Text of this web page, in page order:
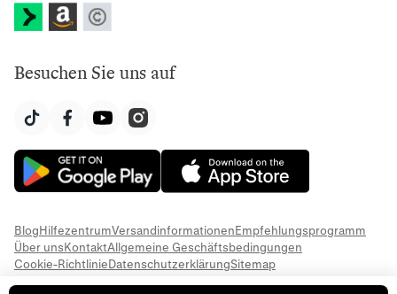
Besuchen Sie uns auf
BlogHilfezentrumVersandinformationenEmpfehlungsprogramm
Über unsKontaktAllgemeine Geschäftsbedingungen
Cookie-RichtlinieDatenschutzerklärungSitemap